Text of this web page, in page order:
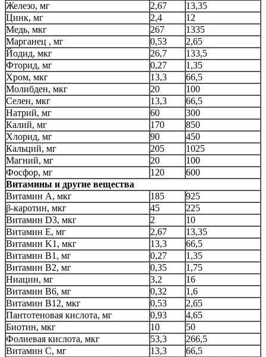
Железо, мг
2,67
13,35
Цинк, мг
2,4
12
Медь, мкг
267
1335
Марганец , мг
0,53
2,65
Йодид, мкг
26,7
133,5
Фторид, мг
0,27
1,35
Хром, мкг
13,3
66,5
Молибден, мкг
20
100
Селен, мкг
13,3
66,5
Натрий, мг
60
300
Калий, мг
170
850
Хлорид, мг
90
450
Кальций, мг
205
1025
Магний, мг
20
100
Фосфор, мг
120
600
Витамины и другие вещества
Витамин A, мкг
185
925
β-каротин, мкг
45
225
Витамин D3, мкг
2
10
Витамин E, мг
2,67
13,35
Витамин K1, мкг
13,3
66,5
Витамин B1, мг
0,27
1,35
Витамин B2, мг
0,35
1,75
Ниацин, мг
3,2
16
Витамин B6, мг
0,32
1,6
Витамин B12, мкг
0,53
2,65
Пантотеновая кислота, мг
0,93
4,65
Биотин, мкг
10
50
Фолиевая кислота, мкг
53,3
266,5
Витамин C, мг
13,3
66,5